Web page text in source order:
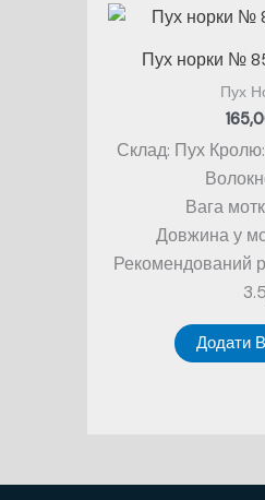
Пух норки №
Пух
Склад: Пух Кролю:
Вага
Довжина у
Рекомендований
Додати